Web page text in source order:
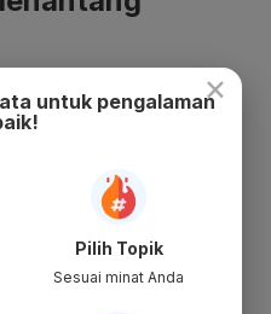
kata dari 15 ribu
bahwa dalam
kata “juri” memiliki
tertinggi dan
dengan kata lain,
maupun lintas
×
untuk pengalaman
Pilih Topik
Sesuai minat Anda